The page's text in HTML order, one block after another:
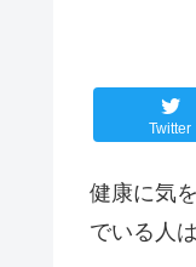
Twitter
健康に気
でいる人